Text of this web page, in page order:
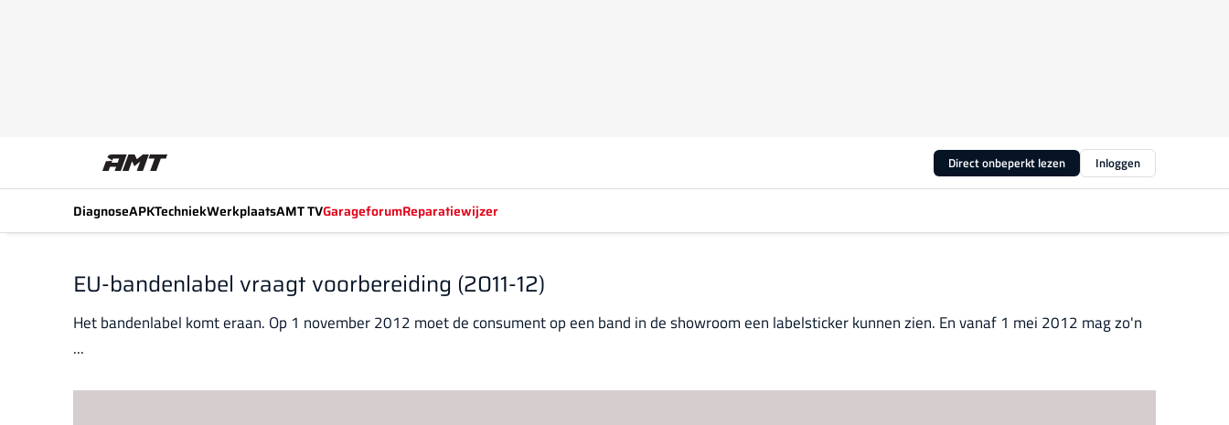
Direct onbeperkt lezen Inloggen
DiagnoseAPKTechniekWerkplaatsAMT TVGarageforumReparatiewijzer
EU-bandenlabel vraagt voorbereiding (2011-12)
Het bandenlabel komt eraan. Op 1 november 2012 moet de consument op een band in de showroom een labelsticker kunnen zien. En vanaf 1 mei 2012 mag zo'n
...